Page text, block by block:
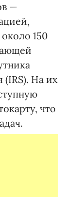
—
150
(IRS). На их
что